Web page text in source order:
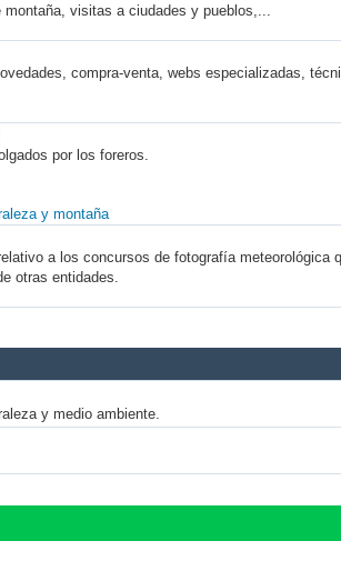
visitas a ciudades y pueblos,...
compra-venta, webs especializadas,
por los foreros.
y montaña
a los concursos de fotografía meteorológica
otras entidades.
y medio ambiente.